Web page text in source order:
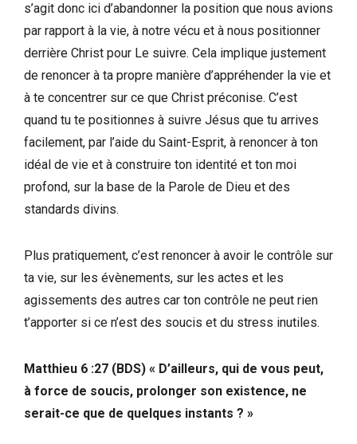
s’agit donc ici d’abandonner la position que nous avions
par rapport à la vie, à notre vécu et à nous positionner
derrière Christ pour Le suivre. Cela implique justement
de renoncer à ta propre manière d’appréhender la vie et
à te concentrer sur ce que Christ préconise. C’est
quand tu te positionnes à suivre Jésus que tu arrives
facilement, par l’aide du Saint-Esprit, à renoncer à ton
idéal de vie et à construire ton identité et ton moi
profond, sur la base de la Parole de Dieu et des
standards divins.
Plus pratiquement, c’est renoncer à avoir le contrôle sur
ta vie, sur les évènements, sur les actes et les
agissements des autres car ton contrôle ne peut rien
t’apporter si ce n’est des soucis et du stress inutiles.
Matthieu 6 :27 (BDS) « D’ailleurs, qui de vous peut,
à force de soucis, prolonger son existence, ne
serait-ce que de quelques instants ? »